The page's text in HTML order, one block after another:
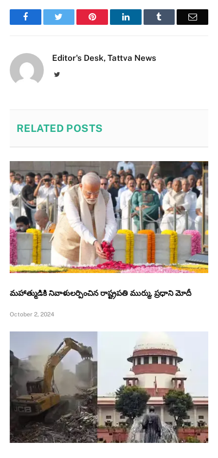
Facebook Pinterest LinkedIn Email
Editor's Desk, Tattva News
Twitter
RELATED POSTS
మహాత్ముడికి నివాళులర్పించిన రాష్ట్రపతి ముర్ము, ప్రధాని మోదీ
October 2, 2024